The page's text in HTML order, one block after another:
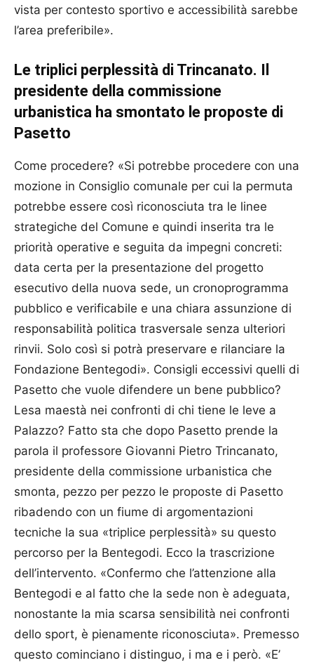
vista per contesto sportivo e accessibilità sarebbe
l’area preferibile».
Le triplici perplessità di Trincanato. Il
presidente della commissione
urbanistica ha smontato le proposte di
Pasetto
Come procedere? «Si potrebbe procedere con una
mozione in Consiglio comunale per cui la permuta
potrebbe essere così riconosciuta tra le linee
strategiche del Comune e quindi inserita tra le
priorità operative e seguita da impegni concreti:
data certa per la presentazione del progetto
esecutivo della nuova sede, un cronoprogramma
pubblico e verificabile e una chiara assunzione di
responsabilità politica trasversale senza ulteriori
rinvii. Solo così si potrà preservare e rilanciare la
Fondazione Bentegodi». Consigli eccessivi quelli di
Pasetto che vuole difendere un bene pubblico?
Lesa maestà nei confronti di chi tiene le leve a
Palazzo? Fatto sta che dopo Pasetto prende la
parola il professore Giovanni Pietro Trincanato,
presidente della commissione urbanistica che
smonta, pezzo per pezzo le proposte di Pasetto
ribadendo con un fiume di argomentazioni
tecniche la sua «triplice perplessità» su questo
percorso per la Bentegodi. Ecco la trascrizione
dell’intervento. «Confermo che l’attenzione alla
Bentegodi e al fatto che la sede non è adeguata,
nonostante la mia scarsa sensibilità nei confronti
dello sport, è pienamente riconosciuta». Premesso
questo cominciano i distinguo, i ma e i però. «E’